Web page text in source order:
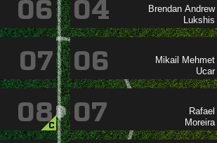
06
07
08
C
 

04
 

06


07